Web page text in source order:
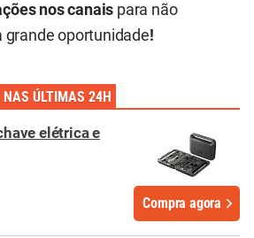
nos canais para não
grande oportunidade!
NAS ÚLTIMAS 24H
elétrica e
Compra agora